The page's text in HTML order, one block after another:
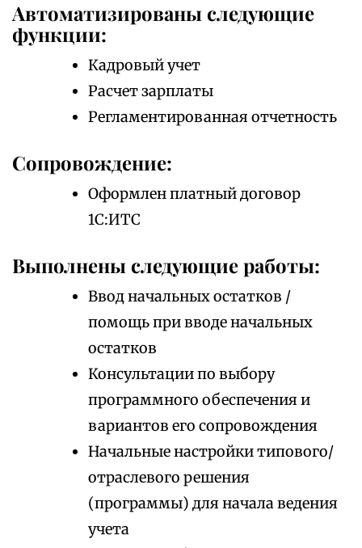
Автоматизированы следующие
функции:
Кадровый учет
Расчет зарплаты
Регламентированная отчетность
Сопровождение:
Оформлен платный договор
1С:ИТС
Выполнены следующие работы:
Ввод начальных остатков /
помощь при вводе начальных
остатков
Консультации по выбору
программного обеспечения и
вариантов его сопровождения
Начальные настройки типового/
отраслевого решения
(программы) для начала ведения
учета